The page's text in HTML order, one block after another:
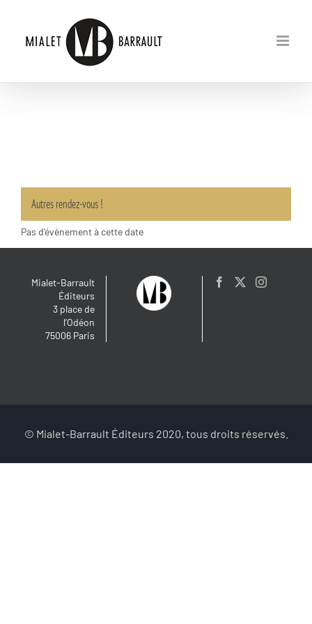
Autres rendez-vous !
Pas d'évènement à cette date
Mialet-Barrault
Éditeurs
3 place de
l’Odéon
75006 Paris
© Mialet-Barrault Éditeurs 2020, tous droits réservés.